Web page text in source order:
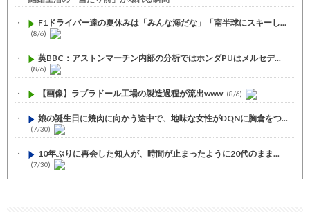
F1ドライバー達の夏休みは「みんな海だな」「南半球にスキーし...
(8/6)
英BBC：アストンマーチン内部の分析ではホンダPUはメルセデ...
(8/6)
【画像】ラブラドール工場の製造過程が流出www (8/6)
娘の誕生日に焼肉に向かう途中で、地味な女性がDQNに胸倉をつ...
(7/30)
10年ぶりに再会した知人が、時間が止まったように20代のまま...
(7/30)